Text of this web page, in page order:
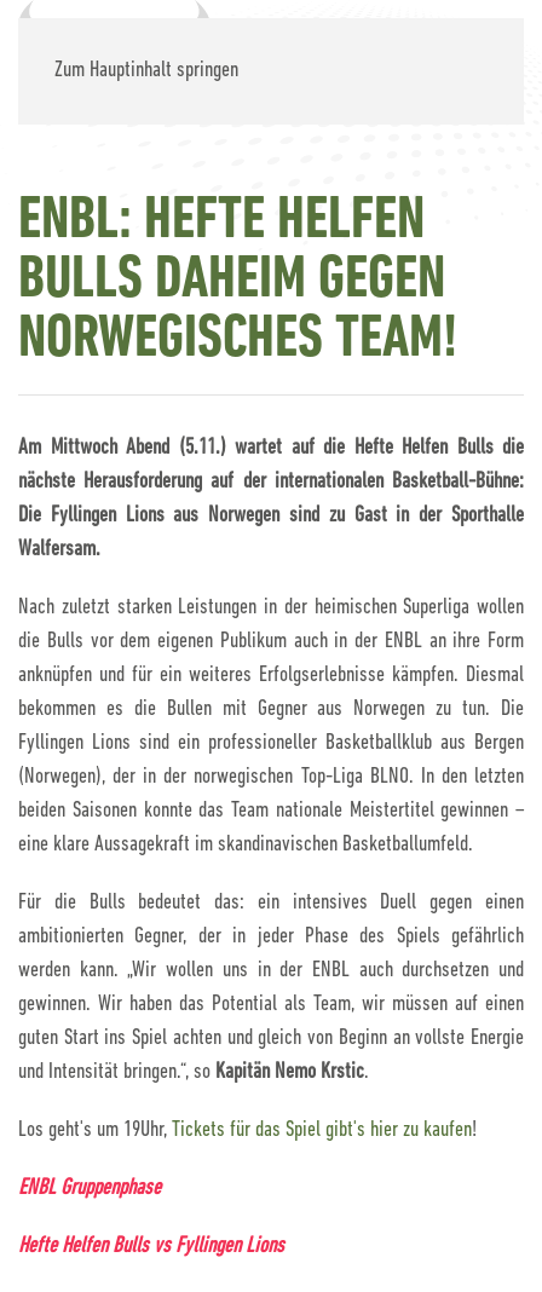
Zum Hauptinhalt springen
ENBL: HEFTE HELFEN
BULLS DAHEIM GEGEN
NORWEGISCHES TEAM!
Am Mittwoch Abend (5.11.) wartet auf die Hefte Helfen Bulls die
nächste Herausforderung auf der internationalen Basketball-Bühne:
Die Fyllingen Lions aus Norwegen sind zu Gast in der Sporthalle
Walfersam.
Nach zuletzt starken Leistungen in der heimischen Superliga wollen
die Bulls vor dem eigenen Publikum auch in der ENBL an ihre Form
anknüpfen und für ein weiteres Erfolgserlebnisse kämpfen. Diesmal
bekommen es die Bullen mit Gegner aus Norwegen zu tun. Die
Fyllingen Lions sind ein professioneller Basketballklub aus Bergen
(Norwegen), der in der norwegischen Top-Liga BLNO. In den letzten
beiden Saisonen konnte das Team nationale Meistertitel gewinnen –
eine klare Aussagekraft im skandinavischen Basketballumfeld.
Für die Bulls bedeutet das: ein intensives Duell gegen einen
ambitionierten Gegner, der in jeder Phase des Spiels gefährlich
werden kann.„Wir wollen uns in der ENBL auch durchsetzen und
gewinnen. Wir haben das Potential als Team, wir müssen auf einen
guten Start ins Spiel achten und gleich von Beginn an vollste Energie
und Intensität bringen.“, so Kapitän Nemo Krstic.
Los geht's um 19Uhr, Tickets für das Spiel gibt's hier zu kaufen!
ENBL Gruppenphase
Hefte Helfen Bulls vs Fyllingen Lions